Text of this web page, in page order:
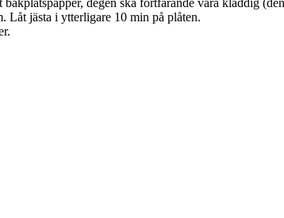
Låt jästa i ytterligare 10 min på plåten.